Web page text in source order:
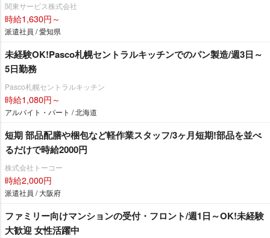
関東サービス株式会社
時給1,630円～
派遣社員 / 愛知県
未経験OK!Pasco札幌セントラルキッチンでのパン製造/週3日～
5日勤務
Pasco札幌セントラルキッチン
時給1,080円～
アルバイト・パート / 北海道
短期 部品配膳や梱包など軽作業スタッフ/3ヶ月短期!部品を並べ
るだけで時給2000円
株式会社トーコー
時給2,000円
派遣社員 / 大阪府
ファミリー向けマンションの受付・フロント/週1日～OK!未経験
大歓迎 女性活躍中